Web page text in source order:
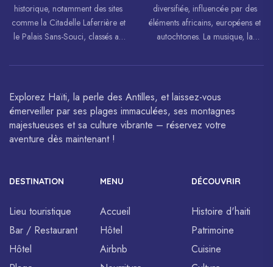
historique, notamment des sites
comme la Citadelle Laferrière et
le Palais Sans-Souci, classés au
l’UNESCO.
diversifiée, influencée par des
éléments africains, européens et
autochtones. La musique, la
sont célébrés à travers le monde.
Explorez Haïti, la perle des Antilles, et laissez-vous
émerveiller par ses plages immaculées, ses montagnes
majestueuses et sa culture vibrante – réservez votre
aventure dès maintenant !
DESTINATION
Lieu touristique
Bar / Restaurant
Hôtel
MENU
Accueil
Hôtel
Airbnb
DÉCOUVRIR
Histoire d'haiti
Patrimoine
Cuisine